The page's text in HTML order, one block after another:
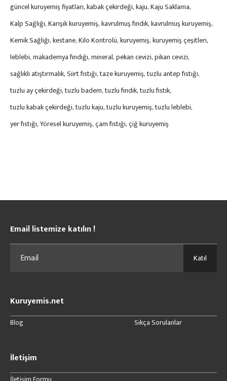
güncel kuruyemiş fiyatları kabak çekirdeği kaju Kaju Saklama
Kalp Sağlığı Karışık kuruyemiş kavrulmuş fındık kavrulmuş kuruyemiş
Kemik Sağlığı kestane Kilo Kontrolü kuruyemiş kuruyemiş çeşitleri
leblebi makademya fındığı mineral pekan cevizi pikan cevizi
sağlıklı atıştırmalık Siirt fıstığı taze kuruyemiş tuzlu antep fıstığı
tuzlu ay çekirdeği tuzlu badem tuzlu fındık tuzlu fıstık
tuzlu kabak çekirdeği tuzlu kaju tuzlu kuruyemiş tuzlu leblebi
yer fıstığı Yöresel kuruyemiş çam fıstığı çiğ kuruyemiş
Email listemize katılın !
Katıl
Kuruyemis.net
Blog Sıkça Sorulanlar
İletişim